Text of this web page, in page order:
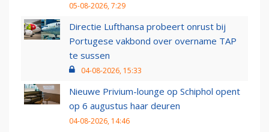
05-08-2026, 7:29
Directie Lufthansa probeert onrust bij
Portugese vakbond over overname TAP
te sussen
04-08-2026, 15:33
Nieuwe Privium-lounge op Schiphol opent
op 6 augustus haar deuren
04-08-2026, 14:46